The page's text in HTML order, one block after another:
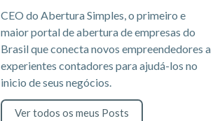
CEO do Abertura Simples, o primeiro e
maior portal de abertura de empresas do
Brasil que conecta novos empreendedores a
experientes contadores para ajudá-los no
inicio de seus negócios.
Ver todos os meus Posts